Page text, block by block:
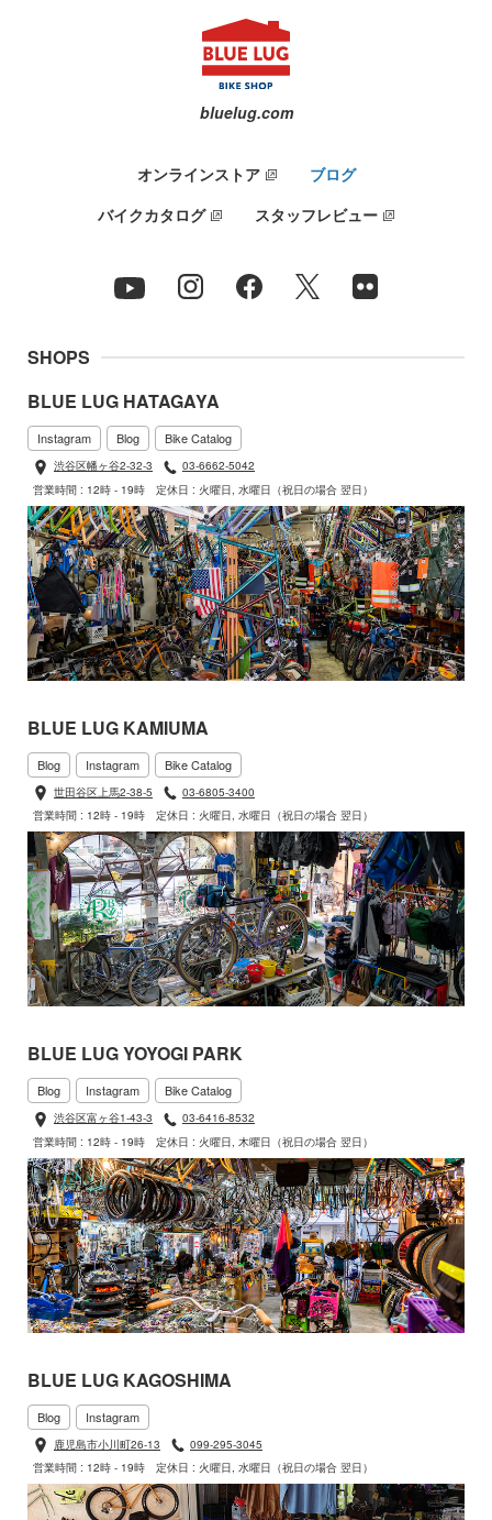
bluelug.com
オンラインストア
ブログ
バイクカタログ
スタッフレビュー
SHOPS
BLUE LUG HATAGAYA
Instagram Blog Bike Catalog
渋谷区幡ヶ谷2-32-3
03-6662-5042
営業時間 : 12時 - 19時
定休日 : 火曜日, 水曜日（祝日の場合 翌日）
BLUE LUG KAMIUMA
Blog Instagram Bike Catalog
世田谷区上馬2-38-5
03-6805-3400
営業時間 : 12時 - 19時
定休日 : 火曜日, 水曜日（祝日の場合 翌日）
BLUE LUG YOYOGI PARK
Blog Instagram Bike Catalog
渋谷区富ヶ谷1-43-3
03-6416-8532
営業時間 : 12時 - 19時
定休日 : 火曜日, 木曜日（祝日の場合 翌日）
BLUE LUG KAGOSHIMA
Blog Instagram
鹿児島市小川町26-13
099-295-3045
営業時間 : 12時 - 19時
定休日 : 火曜日, 水曜日（祝日の場合 翌日）